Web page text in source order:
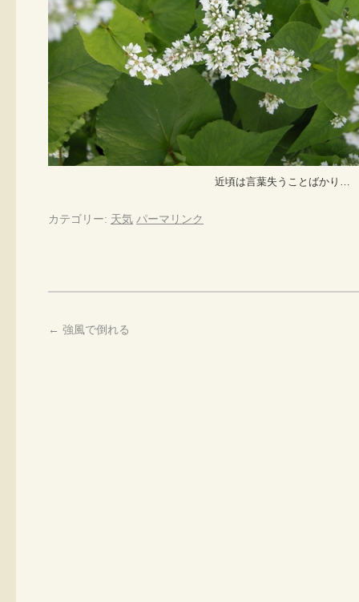
近頃は言葉失うことばかり…
カテゴリー: 天気 パーマリンク
← 強風で倒れる